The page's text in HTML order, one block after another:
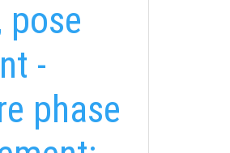
pose
-
phase